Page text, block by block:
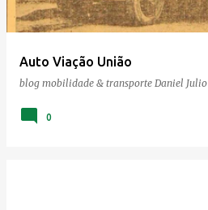
Auto Viação União
blog mobilidade & transporte Daniel Julio
0